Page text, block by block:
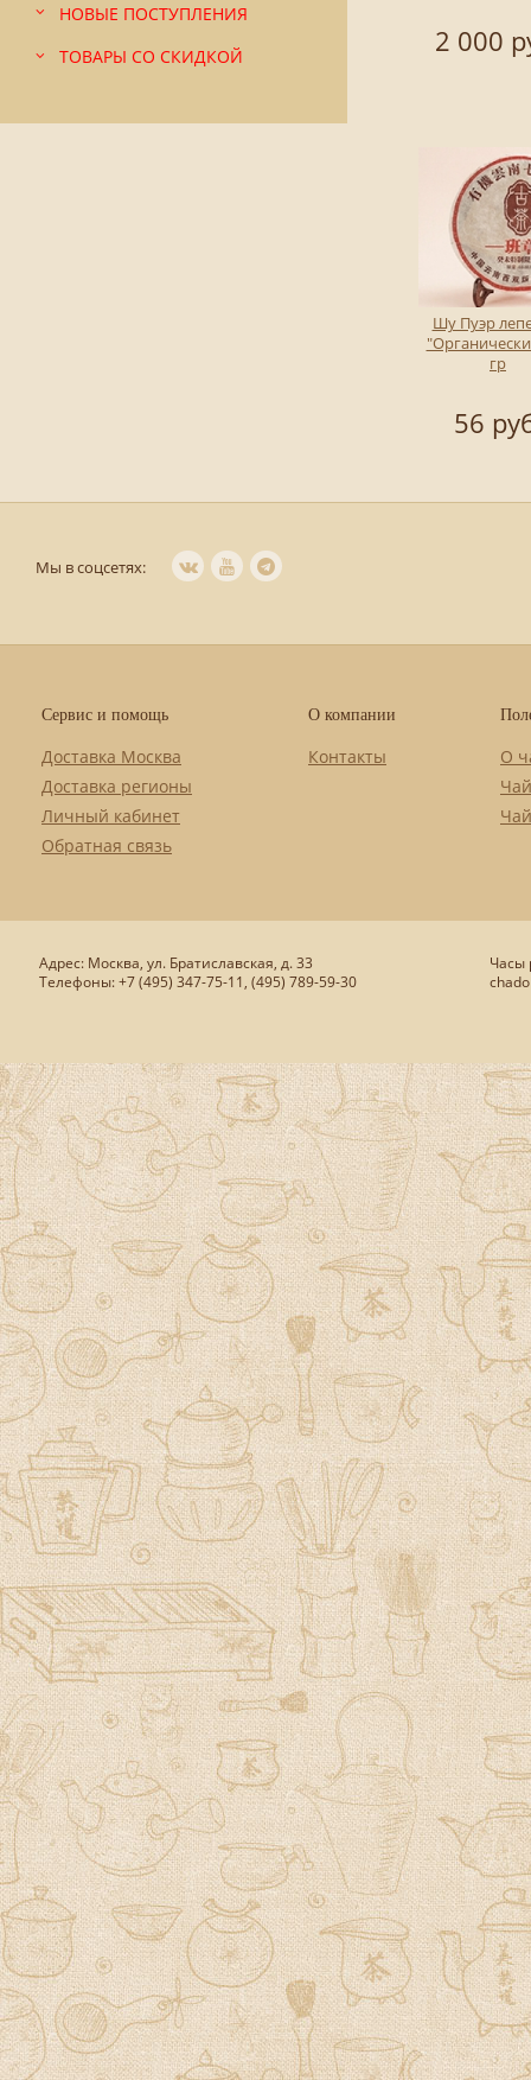
НОВЫЕ ПОСТУПЛЕНИЯ
ТОВАРЫ СО СКИДКОЙ
2 000
Шу Пуэр
гр
56
Мы в соцсетях:
Сервис и помощь
Доставка Москва
Доставка регионы
Личный кабинет
Обратная связь
О компании
Контакты
О
Адрес: Москва, ул. Братиславская, д. 33
Телефоны: +7 (495) 347-75-11, (495) 789-59-30
Часы